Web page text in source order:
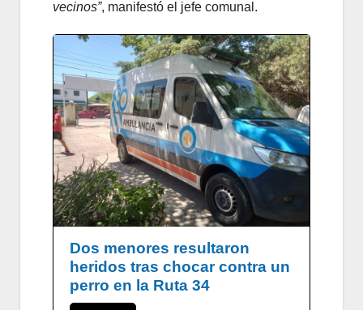
vecinos”, manifestó el jefe comunal.
Dos menores resultaron
heridos tras chocar contra un
perro en la Ruta 34